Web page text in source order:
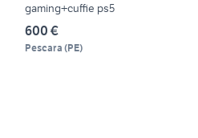
gaming+cuffie ps5
600 €
Pescara (PE)